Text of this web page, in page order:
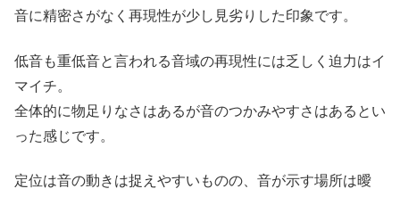
音に精密さがなく再現性が少し見劣りした印象です。
低音も重低音と言われる音域の再現性には乏しく迫力はイ
マイチ。
全体的に物足りなさはあるが音のつかみやすさはあるとい
った感じです。
定位は音の動きは捉えやすいものの、音が示す場所は曖